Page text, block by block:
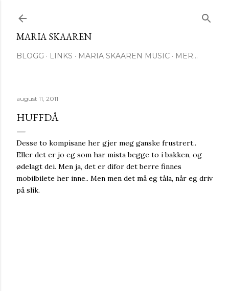
MARIA SKAAREN
BLOGG LINKS MARIA SKAAREN MUSIC MER…
august 11, 2011
HUFFDÅ
Desse to kompisane her gjer meg ganske frustrert..
Eller det er jo eg som har mista begge to i bakken, og
ødelagt dei. Men ja, det er difor det berre finnes
mobilbilete her inne.. Men men det må eg tåla, når eg driv
på slik.